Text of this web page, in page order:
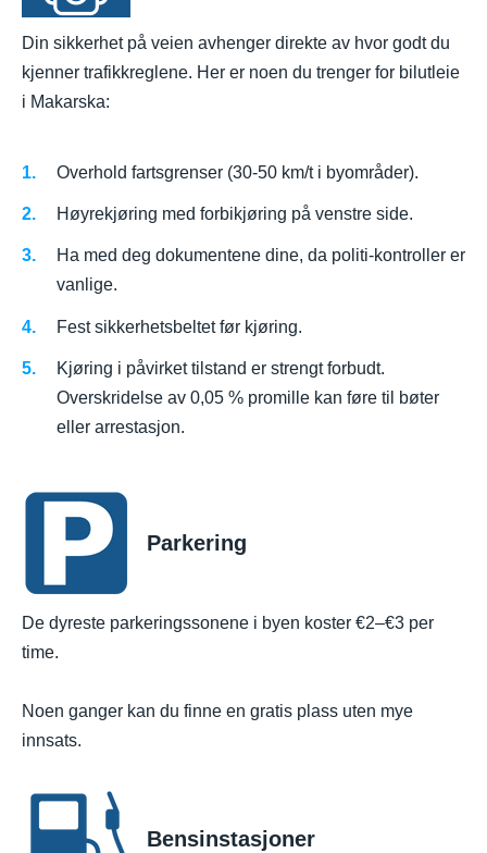
Din sikkerhet på veien avhenger direkte av hvor godt du
kjenner trafikkreglene. Her er noen du trenger for bilutleie
i Makarska:
Overhold fartsgrenser (30-50 km/t i byområder).
Høyrekjøring med forbikjøring på venstre side.
Ha med deg dokumentene dine, da politi-kontroller er
vanlige.
Fest sikkerhetsbeltet før kjøring.
Kjøring i påvirket tilstand er strengt forbudt.
Overskridelse av 0,05 % promille kan føre til bøter
eller arrestasjon.
Parkering
De dyreste parkeringssonene i byen koster €2–€3 per
time.
Noen ganger kan du finne en gratis plass uten mye
innsats.
Bensinstasjoner